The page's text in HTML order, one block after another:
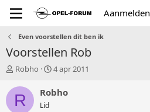
Aanmelden
Even voorstellen dit ben ik
Voorstellen Rob
T
p
Robho
S
a
4 apr 2011
R Robho
Lid